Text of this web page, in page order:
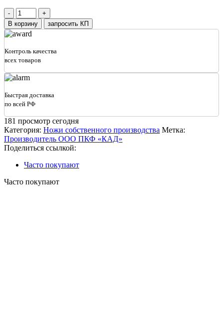
Количество
товара
Нож
отвала
стор
(1220х180х12)
(4
кругл)
ст
СП
КДМ
В корзину запросить КП
Контроль качества
всех товаров
Быстрая доставка
по всей РФ
181 просмотр сегодня
Категория: Ножи собственного производства Метка:
Производитель ООО ПКФ «КАД»
Поделиться ссылкой:
Часто покупают
Часто покупают